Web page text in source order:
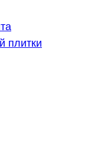
плитки